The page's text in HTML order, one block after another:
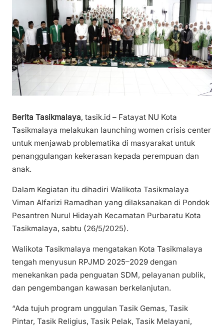
Berita Tasikmalaya, tasik.id – Fatayat NU Kota
Tasikmalaya melakukan launching women crisis center
untuk menjawab problematika di masyarakat untuk
penanggulangan kekerasan kepada perempuan dan
anak.
Dalam Kegiatan itu dihadiri Walikota Tasikmalaya
Viman Alfarizi Ramadhan yang dilaksanakan di Pondok
Pesantren Nurul Hidayah Kecamatan Purbaratu Kota
Tasikmalaya, sabtu (26/5/2025).
Walikota Tasikmalaya mengatakan Kota Tasikmalaya
tengah menyusun RPJMD 2025–2029 dengan
menekankan pada penguatan SDM, pelayanan publik,
dan pengembangan kawasan berkelanjutan.
“Ada tujuh program unggulan Tasik Gemas, Tasik
Pintar, Tasik Religius, Tasik Pelak, Tasik Melayani,